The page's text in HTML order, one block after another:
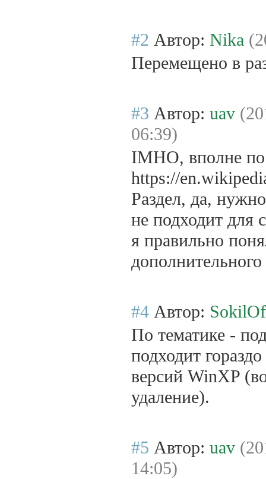
#2 Автор: Nika
Перемещено в
#3 Автор: uav
06:39)
IMHO, вполне по
https://
Раздел, да,
не подходит для
я правильно
#4 Автор:
По тематике -
подходит
версий WinXP
удаление).
#5 Автор: uav
14:05)